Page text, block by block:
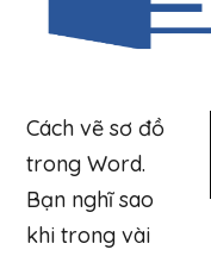
Cách vẽ sơ đồ
trong Word.
Bạn nghĩ sao
khi trong vài